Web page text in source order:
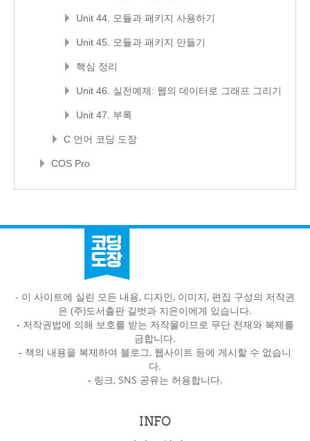
Unit 44. 모듈과 패키지 사용하기
Unit 45. 모듈과 패키지 만들기
핵심 정리
Unit 46. 실전예제: 웹의 데이터로 그래프 그리기
Unit 47. 부록
C 언어 코딩 도장
COS Pro
- 이 사이트에 실린 모든 내용, 디자인, 이미지, 편집 구성의 저작권
은 (주)도서출판 길벗과 지은이에게 있습니다.
- 저작권법에 의해 보호를 받는 저작물이므로 무단 전재와 복제를
금합니다.
- 책의 내용을 복제하여 블로그, 웹사이트 등에 게시할 수 없습니
다.
- 링크, SNS 공유는 허용합니다.
INFO